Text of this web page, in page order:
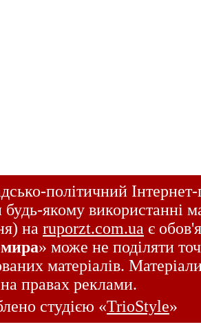
політичний
якому використанні
на ruporzt.com.ua є
» може не поділяти
матеріалів.
правах реклами.
студією «TrioStyle»